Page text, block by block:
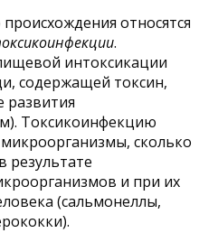
относятся
.
интоксикации
содержащей токсин,
развития
Токсикоинфекцию
сколько
результате
и при их
(сальмонеллы,